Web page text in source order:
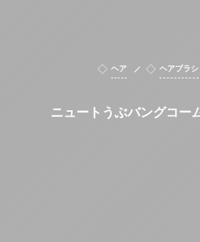
ヘア ヘアブラシ
ニュートうぶバングコー